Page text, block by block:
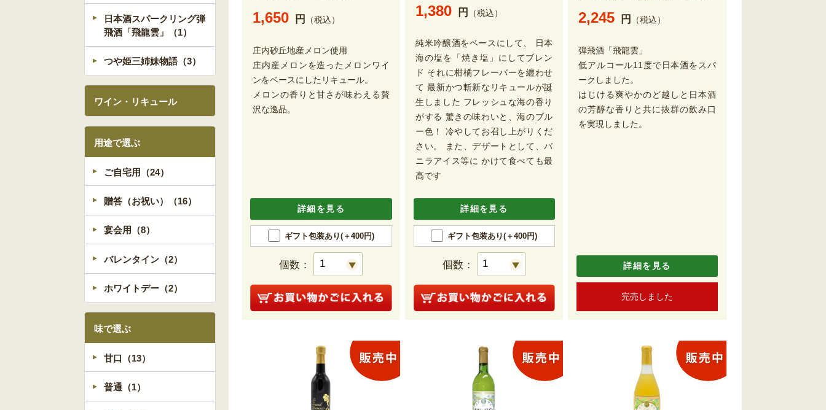
1,650 円 （税込）
庄内砂丘地産メロン使用
庄内産メロンを造ったメロンワイ
ンをベースにしたリキュール。
メロンの香りと甘さが味わえる贅
沢な逸品。
詳細を見る
ギフト包装あり(＋400円)
個数：
1,380 円 （税込）
純米吟醸酒をベースにして、 日本
海の塩を「焼き塩」にしてブレン
ド それに柑橘フレーバーを纏わせ
て 最新かつ斬新なリキュールが誕
生しました フレッシュな海の香り
がする 驚きの味わいと、海のブル
ー色！ 冷やしてお召し上がりくだ
さい。 また、デザートとして、バ
ニラアイス等に かけて食べても最
高です
詳細を見る
ギフト包装あり(＋400円)
個数：
2,245 円 （税込）
弾飛酒「飛龍雲」
低アルコール11度で日本酒をスパ
ークしました。
はじける爽やかのど越しと日本酒
の芳醇な香りと共に抜群の飲み口
を実現しました。
詳細を見る
完売しました
日本酒スパークリング弾
飛酒「飛龍雲」（1）
つや姫三姉妹物語（3）
ワイン・リキュール
用途で選ぶ
ご自宅用（24）
贈答（お祝い）（16）
宴会用（8）
バレンタイン（2）
ホワイトデー（2）
味で選ぶ
甘口（13）
普通（1）